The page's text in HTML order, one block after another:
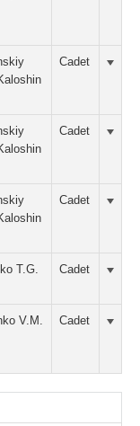
Cadet
Cadet
Cadet
T.G. Cadet
V.M. Cadet